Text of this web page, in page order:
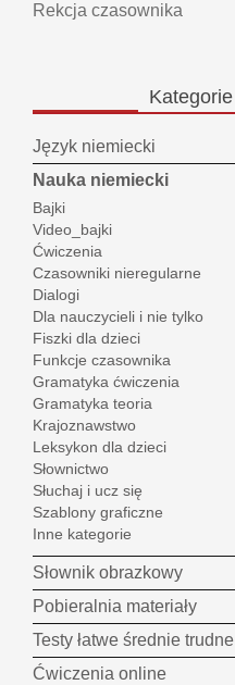
Rekcja czasownika
Kategorie
Język niemiecki
Nauka niemiecki
Bajki
Video_bajki
Ćwiczenia
Czasowniki nieregularne
Dialogi
Dla nauczycieli i nie tylko
Fiszki dla dzieci
Funkcje czasownika
Gramatyka ćwiczenia
Gramatyka teoria
Krajoznawstwo
Leksykon dla dzieci
Słownictwo
Słuchaj i ucz się
Szablony graficzne
Inne kategorie
Słownik obrazkowy
Pobieralnia materiały
Testy łatwe średnie trudne
Ćwiczenia online